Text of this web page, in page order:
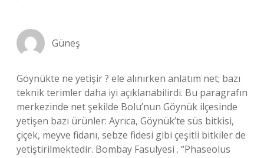
Güneş
Göynükte ne yetişir ? ele alınırken anlatım net; bazı
teknik terimler daha iyi açıklanabilirdi. Bu paragrafın
merkezinde net şekilde Bolu’nun Göynük ilçesinde
yetişen bazı ürünler: Ayrıca, Göynük’te süs bitkisi,
çiçek, meyve fidanı, sebze fidesi gibi çeşitli bitkiler de
yetiştirilmektedir. Bombay Fasulyesi . “Phaseolus